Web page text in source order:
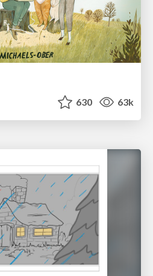
630 63k